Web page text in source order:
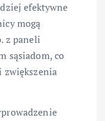
efektywne
mogą
z paneli
sąsiadom, co
zwiększenia